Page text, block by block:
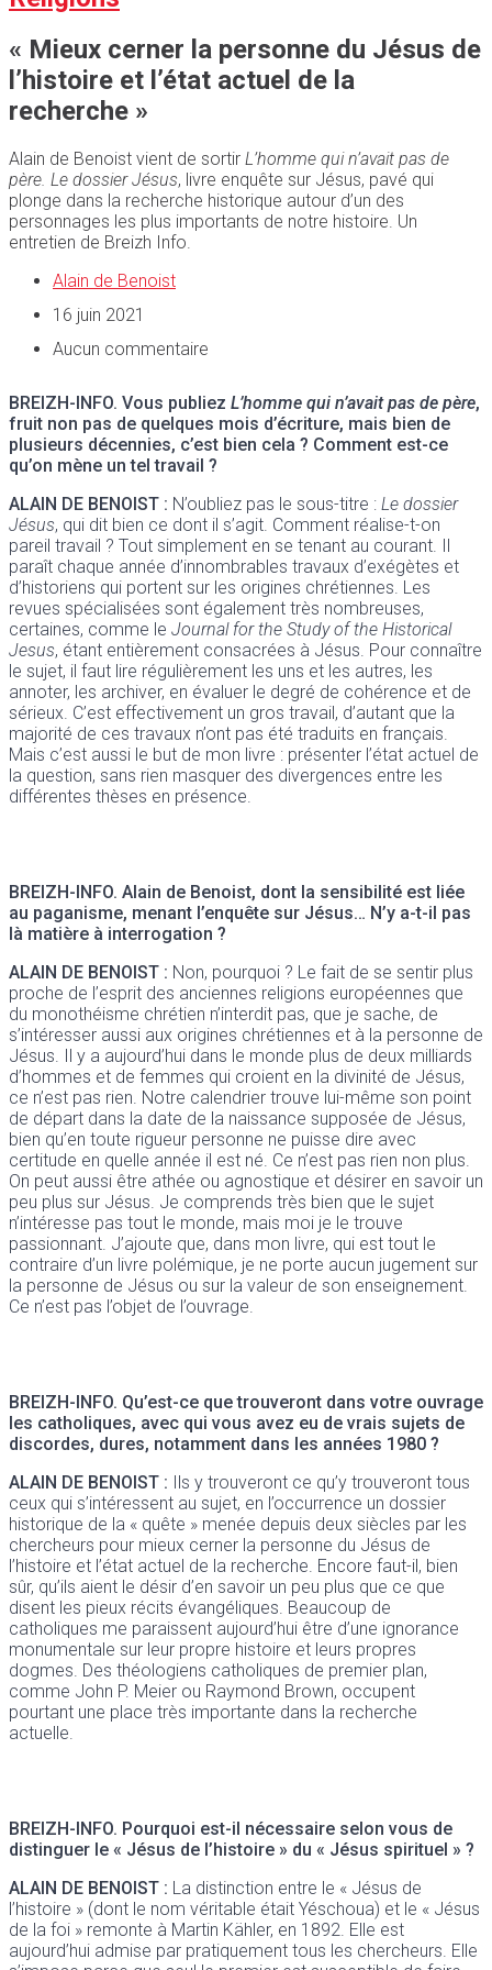
« Mieux cerner la personne du Jésus de
l’histoire et l’état actuel de la
recherche »
Alain de Benoist vient de sortir L’homme qui n’avait pas de
père. Le dossier Jésus, livre enquête sur Jésus, pavé qui
plonge dans la recherche historique autour d’un des
personnages les plus importants de notre histoire. Un
entretien de Breizh Info.
Alain de Benoist
16 juin 2021
Aucun commentaire
BREIZH-INFO. Vous publiez L’homme qui n’avait pas de père,
fruit non pas de quelques mois d’écriture, mais bien de
plusieurs décennies, c’est bien cela ? Comment est-ce
qu’on mène un tel travail ?
ALAIN DE BENOIST : N’oubliez pas le sous-titre : Le dossier
Jésus, qui dit bien ce dont il s’agit. Comment réalise-t-on
pareil travail ? Tout simplement en se tenant au courant. Il
paraît chaque année d’innombrables travaux d’exégètes et
d’historiens qui portent sur les origines chrétiennes. Les
revues spécialisées sont également très nombreuses,
certaines, comme le Journal for the Study of the Historical
Jesus, étant entièrement consacrées à Jésus. Pour connaître
le sujet, il faut lire régulièrement les uns et les autres, les
annoter, les archiver, en évaluer le degré de cohérence et de
sérieux. C’est effectivement un gros travail, d’autant que la
majorité de ces travaux n’ont pas été traduits en français.
Mais c’est aussi le but de mon livre : présenter l’état actuel de
la question, sans rien masquer des divergences entre les
différentes thèses en présence.
BREIZH-INFO. Alain de Benoist, dont la sensibilité est liée
au paganisme, menant l’enquête sur Jésus… N’y a-t-il pas
là matière à interrogation ?
ALAIN DE BENOIST : Non, pourquoi ? Le fait de se sentir plus
proche de l’esprit des anciennes religions européennes que
du monothéisme chrétien n’interdit pas, que je sache, de
s’intéresser aussi aux origines chrétiennes et à la personne de
Jésus. Il y a aujourd’hui dans le monde plus de deux milliards
d’hommes et de femmes qui croient en la divinité de Jésus,
ce n’est pas rien. Notre calendrier trouve lui-même son point
de départ dans la date de la naissance supposée de Jésus,
bien qu’en toute rigueur personne ne puisse dire avec
certitude en quelle année il est né. Ce n’est pas rien non plus.
On peut aussi être athée ou agnostique et désirer en savoir un
peu plus sur Jésus. Je comprends très bien que le sujet
n’intéresse pas tout le monde, mais moi je le trouve
passionnant. J’ajoute que, dans mon livre, qui est tout le
contraire d’un livre polémique, je ne porte aucun jugement sur
la personne de Jésus ou sur la valeur de son enseignement.
Ce n’est pas l’objet de l’ouvrage.
BREIZH-INFO. Qu’est-ce que trouveront dans votre ouvrage
les catholiques, avec qui vous avez eu de vrais sujets de
discordes, dures, notamment dans les années 1980 ?
ALAIN DE BENOIST : Ils y trouveront ce qu’y trouveront tous
ceux qui s’intéressent au sujet, en l’occurrence un dossier
historique de la « quête » menée depuis deux siècles par les
chercheurs pour mieux cerner la personne du Jésus de
l’histoire et l’état actuel de la recherche. Encore faut-il, bien
sûr, qu’ils aient le désir d’en savoir un peu plus que ce que
disent les pieux récits évangéliques. Beaucoup de
catholiques me paraissent aujourd’hui être d’une ignorance
monumentale sur leur propre histoire et leurs propres
dogmes. Des théologiens catholiques de premier plan,
comme John P. Meier ou Raymond Brown, occupent
pourtant une place très importante dans la recherche
actuelle.
BREIZH-INFO. Pourquoi est-il nécessaire selon vous de
distinguer le « Jésus de l’histoire » du « Jésus spirituel » ?
ALAIN DE BENOIST : La distinction entre le « Jésus de
l’histoire » (dont le nom véritable était Yéschoua) et le « Jésus
de la foi » remonte à Martin Kähler, en 1892. Elle est
aujourd’hui admise par pratiquement tous les chercheurs. Elle